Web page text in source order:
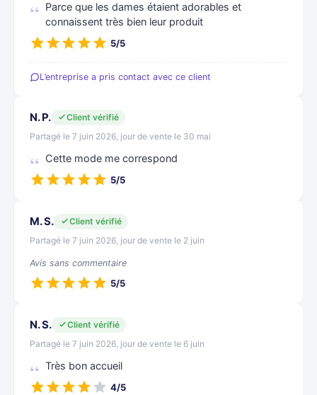
Parce que les dames étaient adorables et
connaissent très bien leur produit
5/5
L’entreprise a pris contact avec ce client
N. P.
Client vérifié
Partagé le 7 juin 2026, jour de vente le 30 mai
Cette mode me correspond
5/5
M. S.
Client vérifié
Partagé le 7 juin 2026, jour de vente le 2 juin
Avis sans commentaire
5/5
N. S.
Client vérifié
Partagé le 7 juin 2026, jour de vente le 6 juin
Très bon accueil
4/5